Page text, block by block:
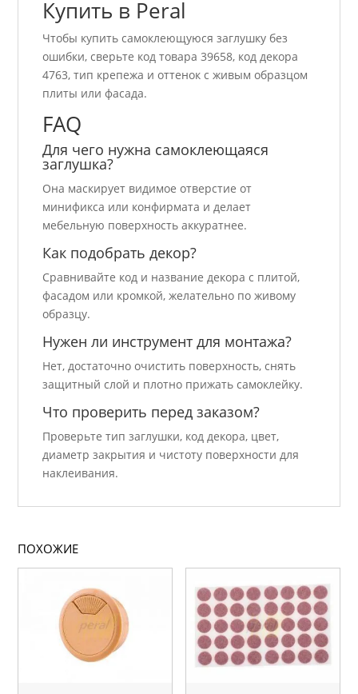
Купить в Peral
Чтобы купить самоклеющуюся заглушку без
ошибки, сверьте код товара 39658, код декора
4763, тип крепежа и оттенок с живым образцом
плиты или фасада.
FAQ
Для чего нужна самоклеющаяся
заглушка?
Она маскирует видимое отверстие от
минификса или конфирмата и делает
мебельную поверхность аккуратнее.
Как подобрать декор?
Сравнивайте код и название декора с плитой,
фасадом или кромкой, желательно по живому
образцу.
Нужен ли инструмент для монтажа?
Нет, достаточно очистить поверхность, снять
защитный слой и плотно прижать самоклейку.
Что проверить перед заказом?
Проверьте тип заглушки, код декора, цвет,
диаметр закрытия и чистоту поверхности для
наклеивания.
ПОХОЖИЕ